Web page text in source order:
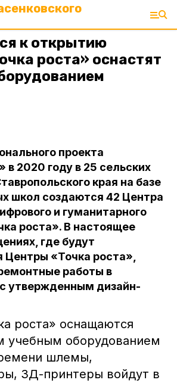
к открытию
роста» оснастят
проекта
в 2020 году в 25 сельских
края на базе
школ создаются 42 Центра
и гуманитарного
роста». В настоящее
где будут
Центры «Точка роста»,
работы в
утвержденным дизайн-
роста» оснащаются
учебным оборудованием
шлемы,
3Д-принтеры войдут в